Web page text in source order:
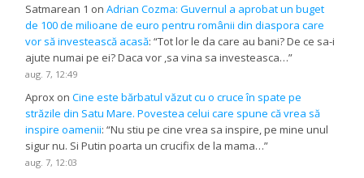
Satmarean 1 onAdrian Cozma: Guvernul a aprobat un buget
de 100 de milioane de euro pentru românii din diaspora care
vor să investească acasă: “Tot lor le da care au bani? De ce sa-i
ajute numai pe ei? Daca vor ,sa vina sa investeasca…”
aug. 7, 12:49
Aprox onCine este bărbatul văzut cu o cruce în spate pe
străzile din Satu Mare. Povestea celui care spune că vrea să
inspire oamenii: “Nu stiu pe cine vrea sa inspire, pe mine unul
sigur nu. Si Putin poarta un crucifix de la mama…”
aug. 7, 12:03